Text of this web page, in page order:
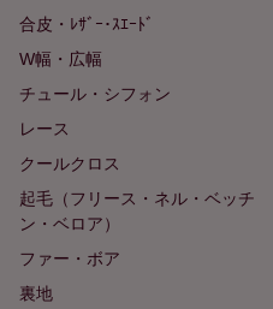
合皮・ﾚｻﾞｰ･ｽｴｰﾄﾞ
W幅・広幅
チュール・シフォン
レース
クールクロス
起毛（フリース・ネル・ベッチ
ン・ベロア）
ファー・ボア
裏地